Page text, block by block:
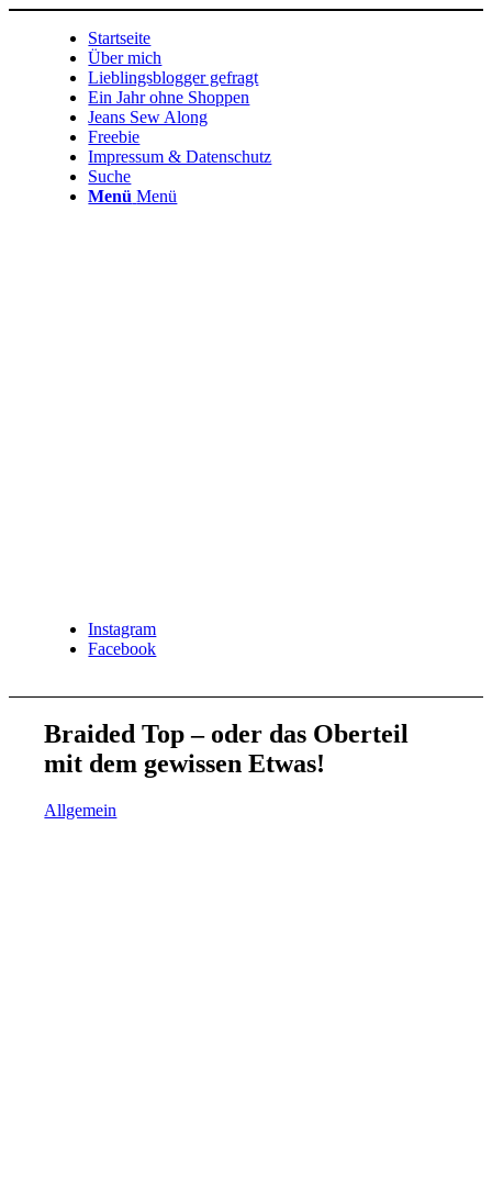
Startseite
Über mich
Lieblingsblogger gefragt
Ein Jahr ohne Shoppen
Jeans Sew Along
Freebie
Impressum & Datenschutz
Suche
Menü Menü
Instagram
Facebook
Braided Top – oder das Oberteil
mit dem gewissen Etwas!
Allgemein